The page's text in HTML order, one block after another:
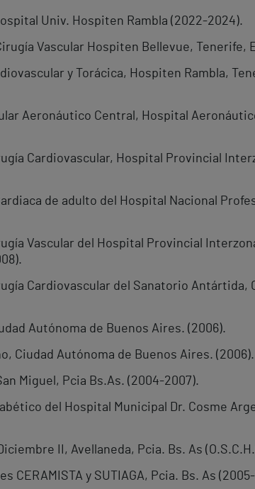
Univ. Hospiten Rambla (2022-2024).
Vascular Hospiten Bellevue, Tenerife,
y Torácica, Hospiten Rambla,
Aeronáutico Central, Hospital
Cardiovascular, Hospital Provincial
de adulto del Hospital Nacional
Vascular del Hospital Provincial
Cardiovascular del Sanatorio Antártida,
Autónoma de Buenos Aires. (2006).
Ciudad Autónoma de Buenos Aires. (2006).
Miguel, Pcia Bs.As. (2004-2007).
del Hospital Municipal Dr. Cosme
II, Avellaneda, Pcia. Bs. As
CERAMISTA y SUTIAGA, Pcia. Bs. As